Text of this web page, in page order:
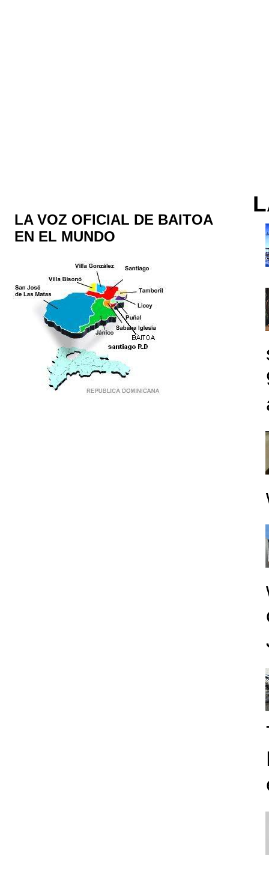
LA VOZ OFICIAL DE BAITOA
EN EL MUNDO